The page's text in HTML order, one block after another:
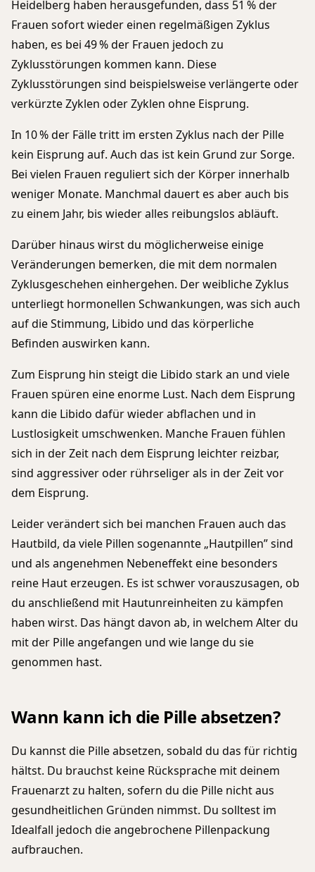
Heidelberg haben herausgefunden, dass 51 % der
Frauen sofort wieder einen regelmäßigen Zyklus
haben, es bei 49 % der Frauen jedoch zu
Zyklusstörungen kommen kann. Diese
Zyklusstörungen sind beispielsweise verlängerte oder
verkürzte Zyklen oder Zyklen ohne Eisprung.
In 10 % der Fälle tritt im ersten Zyklus nach der Pille
kein Eisprung auf. Auch das ist kein Grund zur Sorge.
Bei vielen Frauen reguliert sich der Körper innerhalb
weniger Monate. Manchmal dauert es aber auch bis
zu einem Jahr, bis wieder alles reibungslos abläuft.
Darüber hinaus wirst du möglicherweise einige
Veränderungen bemerken, die mit dem normalen
Zyklusgeschehen einhergehen. Der weibliche Zyklus
unterliegt hormonellen Schwankungen, was sich auch
auf die Stimmung, Libido und das körperliche
Befinden auswirken kann.
Zum Eisprung hin steigt die Libido stark an und viele
Frauen spüren eine enorme Lust. Nach dem Eisprung
kann die Libido dafür wieder abflachen und in
Lustlosigkeit umschwenken. Manche Frauen fühlen
sich in der Zeit nach dem Eisprung leichter reizbar,
sind aggressiver oder rührseliger als in der Zeit vor
dem Eisprung.
Leider verändert sich bei manchen Frauen auch das
Hautbild, da viele Pillen sogenannte „Hautpillen” sind
und als angenehmen Nebeneffekt eine besonders
reine Haut erzeugen. Es ist schwer vorauszusagen, ob
du anschließend mit Hautunreinheiten zu kämpfen
haben wirst. Das hängt davon ab, in welchem Alter du
mit der Pille angefangen und wie lange du sie
genommen hast.
Wann kann ich die Pille absetzen?
Du kannst die Pille absetzen, sobald du das für richtig
hältst. Du brauchst keine Rücksprache mit deinem
Frauenarzt zu halten, sofern du die Pille nicht aus
gesundheitlichen Gründen nimmst. Du solltest im
Idealfall jedoch die angebrochene Pillenpackung
aufbrauchen.